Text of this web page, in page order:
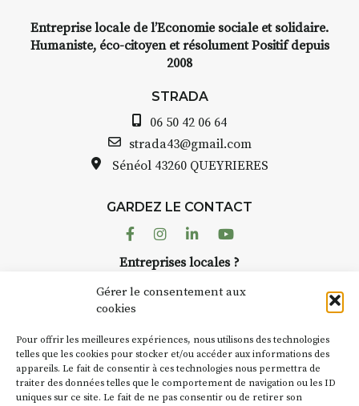
Gérer le consentement aux
cookies
Pour offrir les meilleures expériences, nous utilisons des technologies
telles que les cookies pour stocker et/ou accéder aux informations des
appareils. Le fait de consentir à ces technologies nous permettra de
traiter des données telles que le comportement de navigation ou les ID
uniques sur ce site. Le fait de ne pas consentir ou de retirer son
Entreprise locale de l’Economie sociale et solidaire.
Humaniste, éco-citoyen et résolument Positif depuis
2008
STRADA
06 50 42 06 64
strada43@gmail.com
Sénéol 43260 QUEYRIERES
GARDEZ LE CONTACT
FacebookInstagram
LinkedinYoutube
Entreprises locales ?
Suivez toute l'actu de Strada